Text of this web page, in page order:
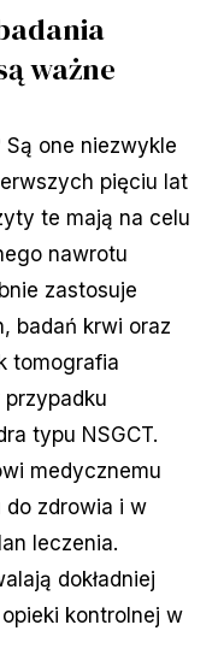
ważne
one niezwykle
pięciu lat
te mają na celu
nawrotu
zastosuje
badań krwi oraz
tomografia
typu NSGCT.
medycznemu
zdrowia i w
leczenia.
dokładniej
kontrolnej w